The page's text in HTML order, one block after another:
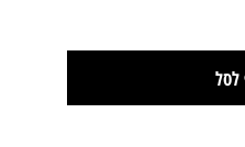
לסל